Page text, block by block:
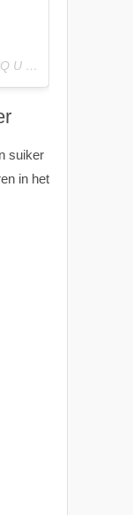
A photo posted by D O M I N I Q U E (@do_becking) on
suiker
in het